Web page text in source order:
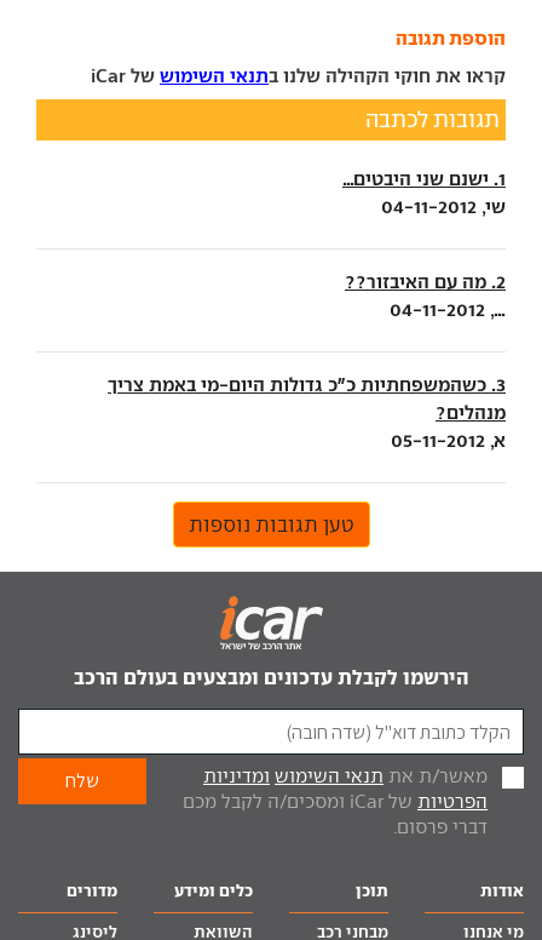
הוספת תגובה
קראו את חוקי הקהילה שלנו בתנאי השימוש של iCar
תגובות לכתבה
1. ישנם שני היבטים...
שי, 04-11-2012
2. מה עם האיבזור??
..., 04-11-2012
3. כשהמשפחתיות כ"כ גדולות היום-מי באמת צריך
מנהלים?
א, 05-11-2012
טען תגובות נוספות
הירשמו לקבלת עדכונים ומבצעים בעולם הרכב
מאשר/ת את תנאי השימוש ומדיניות
הפרטיות
של iCar ומסכים/ה לקבל מכם
דברי פרסום.
אודות
מי אנחנו
תוכן
מבחני רכב
כלים ומידע
השוואת
מדורים
ליסינג